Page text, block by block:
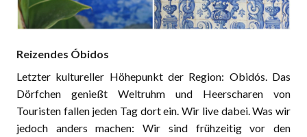
Reizendes Óbidos
Letzter kultureller Höhepunkt der Region: Obidós. Das
Dörfchen genießt Weltruhm und Heerscharen von
Touristen fallen jeden Tag dort ein. Wir live dabei. Was wir
jedoch anders machen: Wir sind frühzeitig vor den